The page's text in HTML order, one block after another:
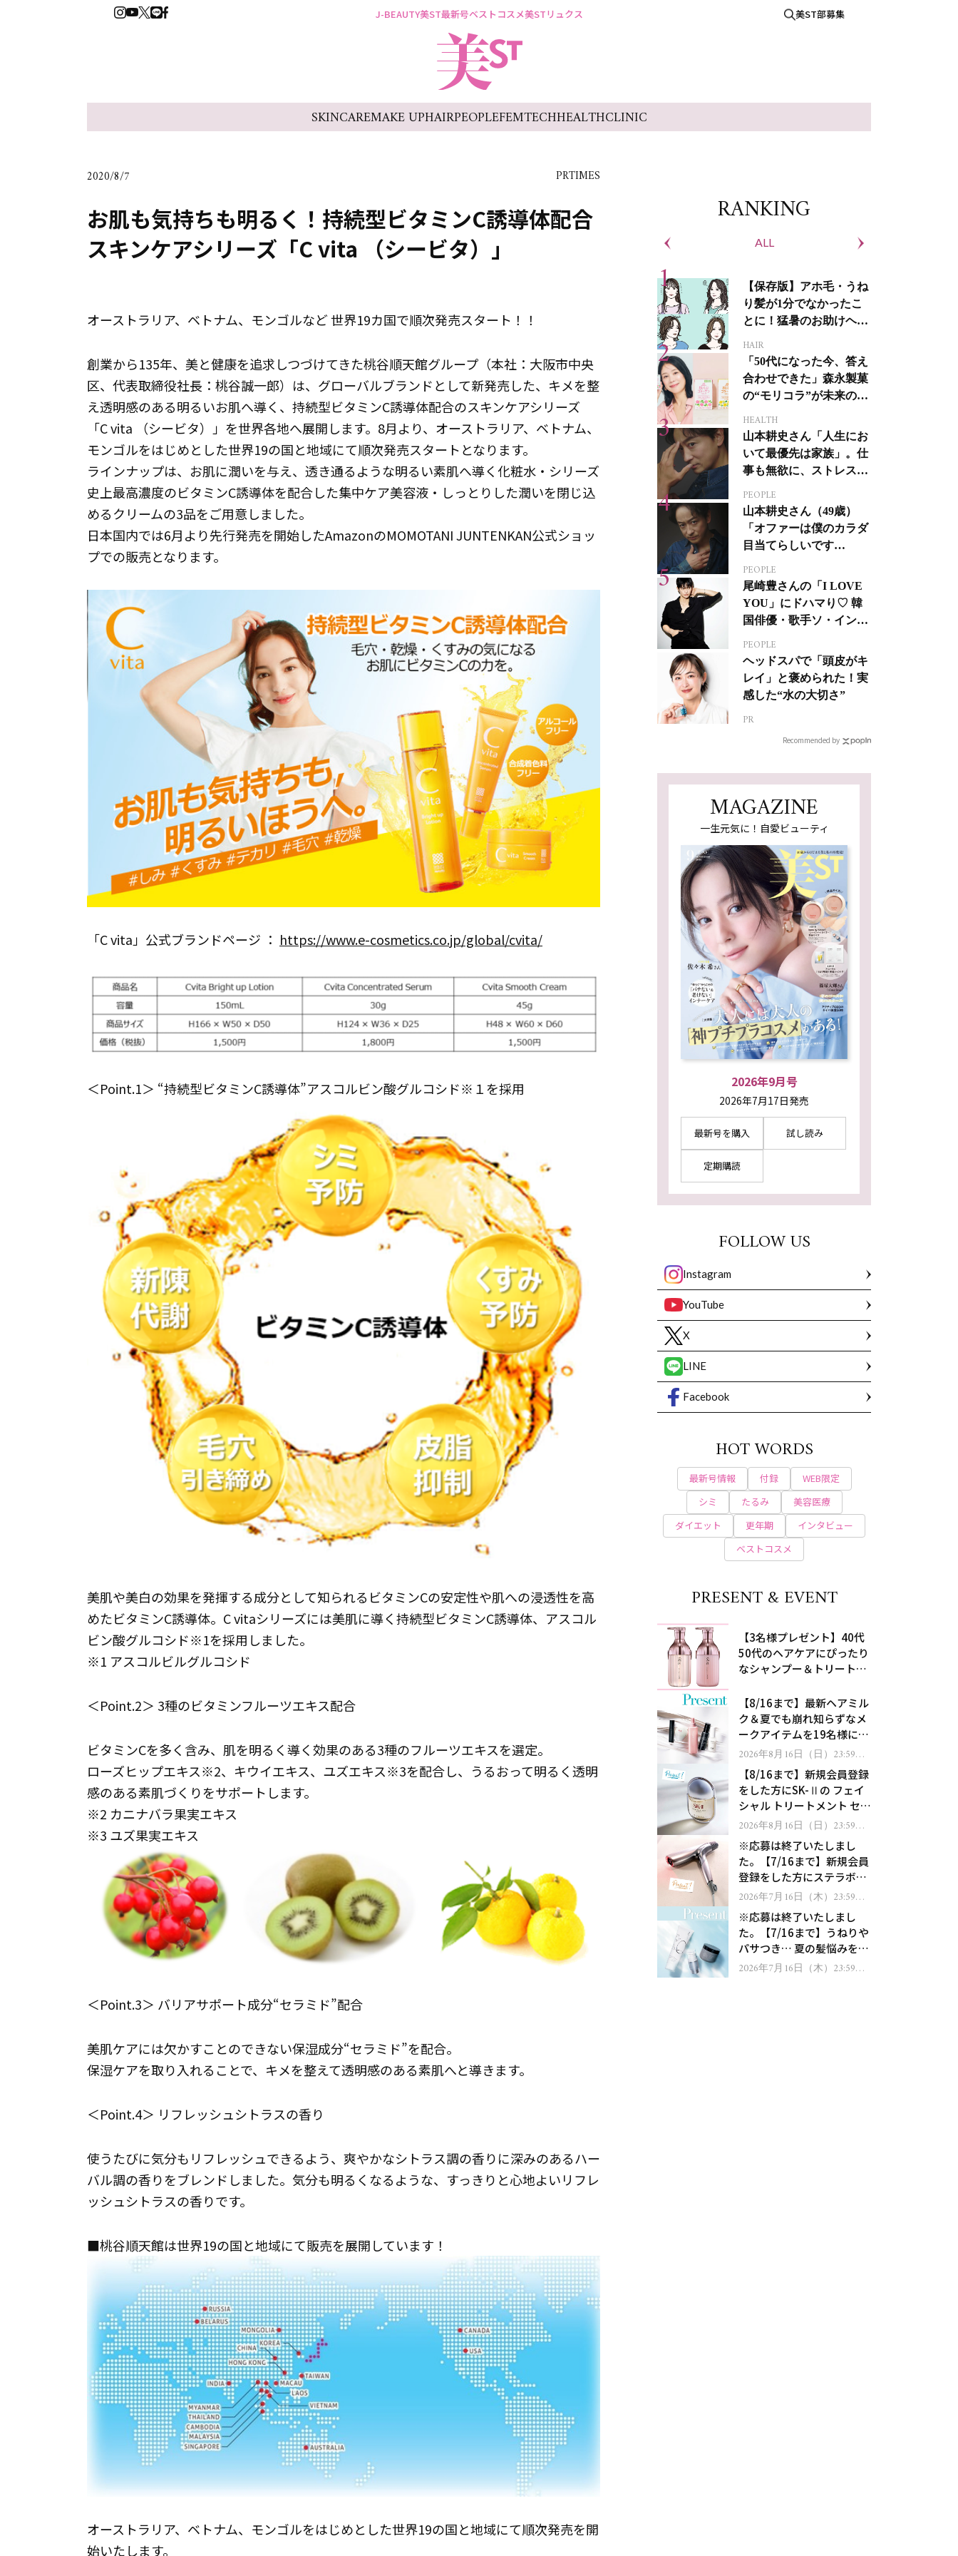
J-BEAUTY美ST最新号ベストコスメ美STリュクス 美ST部募集
SKINCAREMAKE UPHAIRPEOPLEFEMTECHHEALTHCLINIC
2020/8/7 PRTIMES
お肌も気持ちも明るく！持続型ビタミンC誘導体配合
スキンケアシリーズ「C vita （シービタ）」
オーストラリア、ベトナム、モンゴルなど 世界19カ国で順次発売スタート！！
創業から135年、美と健康を追求しつづけてきた桃谷順天館グループ（本社：大阪市中央
区、代表取締役社長：桃谷誠一郎）は、グローバルブランドとして新発売した、キメを整
え透明感のある明るいお肌へ導く、持続型ビタミンC誘導体配合のスキンケアシリーズ
「C vita （シービタ）」を世界各地へ展開します。8月より、オーストラリア、ベトナム、
モンゴルをはじめとした世界19の国と地域にて順次発売スタートとなります。
ラインナップは、お肌に潤いを与え、透き通るような明るい素肌へ導く化粧水・シリーズ
史上最高濃度のビタミンC誘導体を配合した集中ケア美容液・しっとりした潤いを閉じ込
めるクリームの3品をご用意しました。
日本国内では6月より先行発売を開始したAmazonのMOMOTANI JUNTENKAN公式ショッ
プでの販売となります。
「C vita」公式ブランドページ ： https://www.e-cosmetics.co.jp/global/cvita/
＜Point.1＞ “持続型ビタミンC誘導体”アスコルビン酸グルコシド※１を採用
美肌や美白の効果を発揮する成分として知られるビタミンCの安定性や肌への浸透性を高
めたビタミンC誘導体。C vitaシリーズには美肌に導く持続型ビタミンC誘導体、アスコル
ビン酸グルコシド※1を採用しました。
※1 アスコルビルグルコシド
＜Point.2＞ 3種のビタミンフルーツエキス配合
ビタミンCを多く含み、肌を明るく導く効果のある3種のフルーツエキスを選定。
ローズヒップエキス※2、キウイエキス、ユズエキス※3を配合し、うるおって明るく透明
感のある素肌づくりをサポートします。
※2 カニナバラ果実エキス
※3 ユズ果実エキス
＜Point.3＞ バリアサポート成分“セラミド”配合
美肌ケアには欠かすことのできない保湿成分“セラミド”を配合。
保湿ケアを取り入れることで、キメを整えて透明感のある素肌へと導きます。
＜Point.4＞ リフレッシュシトラスの香り
使うたびに気分もリフレッシュできるよう、爽やかなシトラス調の香りに深みのあるハー
バル調の香りをブレンドしました。気分も明るくなるような、すっきりと心地よいリフレ
ッシュシトラスの香りです。
■桃谷順天館は世界19の国と地域にて販売を展開しています！
オーストラリア、ベトナム、モンゴルをはじめとした世界19の国と地域にて順次発売を開
始いたします。
RANKING
ALL
【保存版】アホ毛・うね
り髪が1分でなかったこ
とに！猛暑のお助けヘア
HAIR
「50代になった今、答え
合わせできた」森永製菓
の“モリコラ”が未来のキ
HEALTH
山本耕史さん「人生にお
いて最優先は家族」。仕
事も無欲に、ストレスを
PEOPLE
山本耕史さん（49歳）
「オファーは僕のカラダ
目当てらしいです
ジカルへの挑戦
PEOPLE
尾崎豊さんの「I LOVE
YOU」にドハマり♡ 韓
国俳優・歌手ソ・イング
人生って？
PEOPLE
ヘッドスパで「頭皮がキ
レイ」と褒められた！実
感した“水の大切さ”
PR
Recommended by
MAGAZINE
一生元気に！自愛ビューティ
2026年9月号
2026年7月17日発売
最新号を購入 試し読み
定期購読
FOLLOW US
Instagram
YouTube
X
LINE
Facebook
HOT WORDS
最新号情報 付録
WEB限定
シミ
たるみ
美容医療
ダイエット
更年期
インタビュー
ベストコスメ
PRESENT & EVENT
【3名様プレゼント】40代
50代のヘアケアにぴったり
なシャンプー＆トリートメ
処！
【8/16まで】最新ヘアミル
ク＆夏でも崩れ知らずなメ
ークアイテムを19名様にプ
レゼント！
2026年8月16日（日）23:59ま
で【8/16まで】新規会員登録
をした方にSK-Ⅱの フェイ
シャル トリートメント セラ
ムをプレゼント！
2026年8月16日（日）23:59ま
※応募は終了いたしまし
た。【7/16まで】新規会員
登録をした方にステラボー
テのシャインリバース ヘア
ゼント！
2026年7月16日（木）23:59ま
※応募は終了いたしまし
た。【7/16まで】うねりや
パサつき… 夏の髪悩みを解
消するヘアケアアイテムを
2026年7月16日（木）23:59ま